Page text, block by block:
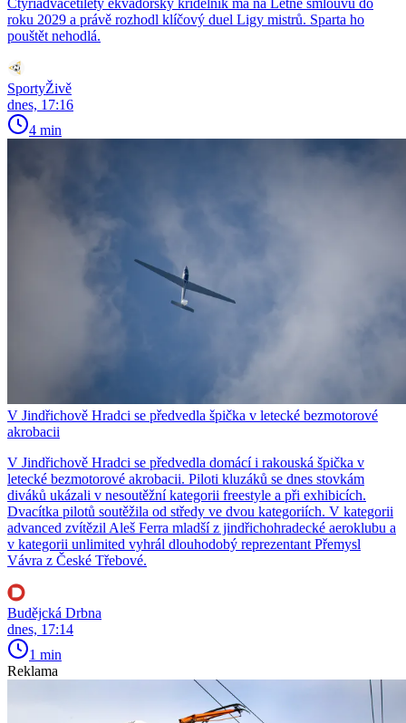
roku 2029 a právě rozhodl klíčový duel Ligy mistrů. Sparta ho
pouštět nehodlá.
SportyŽivě
dnes, 17:16
4 min
V Jindřichově Hradci se předvedla špička v letecké bezmotorové
akrobacii
V Jindřichově Hradci se předvedla domácí i rakouská špička v
letecké bezmotorové akrobacii. Piloti kluzáků se dnes stovkám
diváků ukázali v nesoutěžní kategorii freestyle a při exhibicích.
Dvacítka pilotů soutěžila od středy ve dvou kategoriích. V kategorii
advanced zvítězil Aleš Ferra mladší z jindřichohradecké aeroklubu a
v kategorii unlimited vyhrál dlouhodobý reprezentant Přemysl
Vávra z České Třebové.
Budějcká Drbna
dnes, 17:14
1 min
Reklama